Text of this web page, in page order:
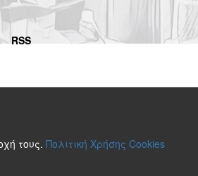
RSS
τους. Πολιτική Χρήσης Cookies